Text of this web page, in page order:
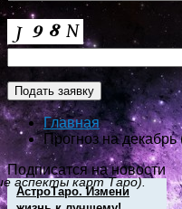
Главная
Прогноз на
аспекты карт Таро).
Подписатся на новости
АстроТаро. Измени